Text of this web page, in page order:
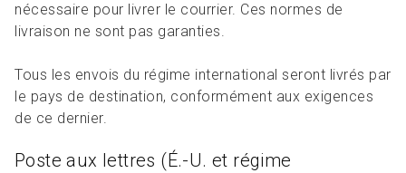
nécessaire pour livrer le courrier. Ces normes de
livraison ne sont pas garanties.
Tous les envois du régime international seront livrés par
le pays de destination, conformément aux exigences
de ce dernier.
Poste aux lettres (É.-U. et régime